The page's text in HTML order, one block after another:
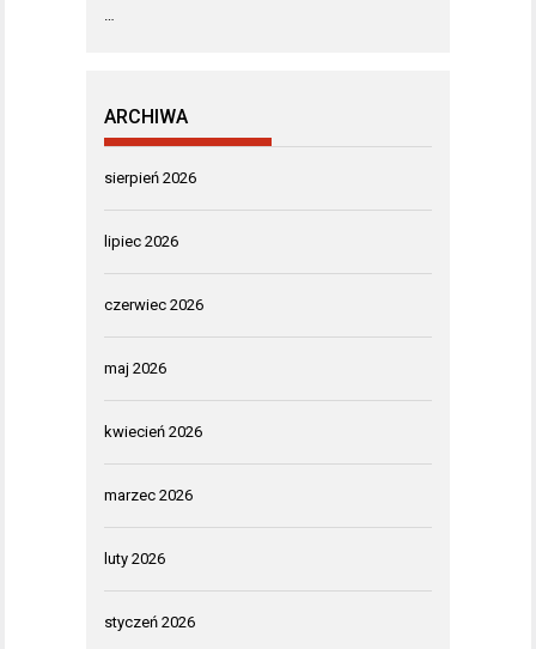
…
ARCHIWA
sierpień 2026
lipiec 2026
czerwiec 2026
maj 2026
kwiecień 2026
marzec 2026
luty 2026
styczeń 2026